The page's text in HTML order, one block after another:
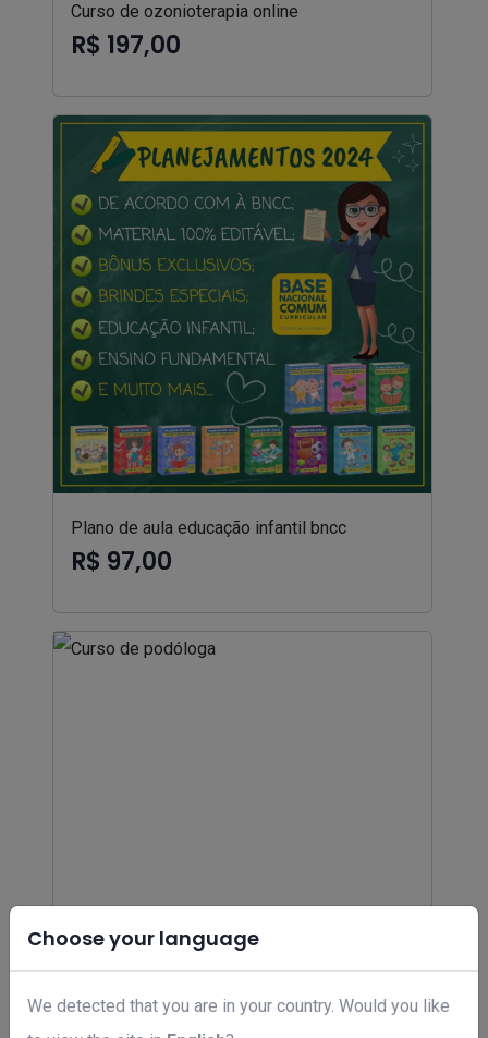
Choose your language
We detected that you are in your country. Would you like
Curso de ozonioterapia online
R$ 197,00
Plano de aula educação infantil bncc
R$ 97,00